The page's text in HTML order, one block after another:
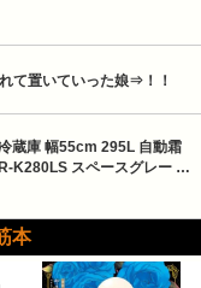
て置いていった娘⇒！！
蔵庫 幅55cm 295L 自動霜
K280LS スペースグレー …
本